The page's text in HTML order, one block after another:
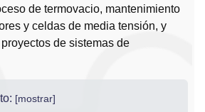
de termovacio, mantenimiento
y celdas de media tensión, y
de sistemas de